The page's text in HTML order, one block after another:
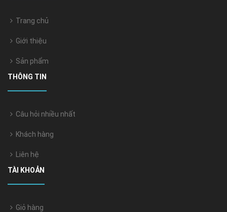
Trang chủ
Giới thiệu
Sản phẩm
THÔNG TIN
Câu hỏi nhiều nhất
Khách hàng
Liên hệ
TÀI KHOẢN
Giỏ hàng